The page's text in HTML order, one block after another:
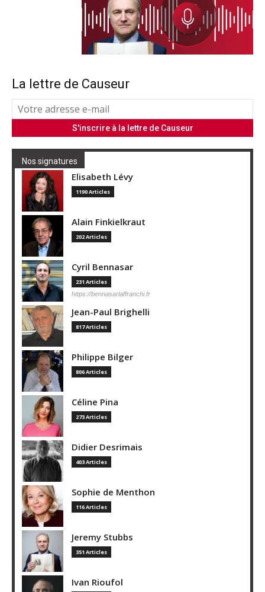
La lettre de Causeur
Nos signatures
Elisabeth Lévy
1190 Articles
Alain Finkielkraut
202 Articles
Cyril Bennasar
231 Articles
https://bennasarlaffranchi.fr
Jean-Paul Brighelli
817 Articles
Philippe Bilger
806 Articles
Céline Pina
273 Articles
Didier Desrimais
403 Articles
Sophie de Menthon
116 Articles
Jeremy Stubbs
351 Articles
Ivan Rioufol